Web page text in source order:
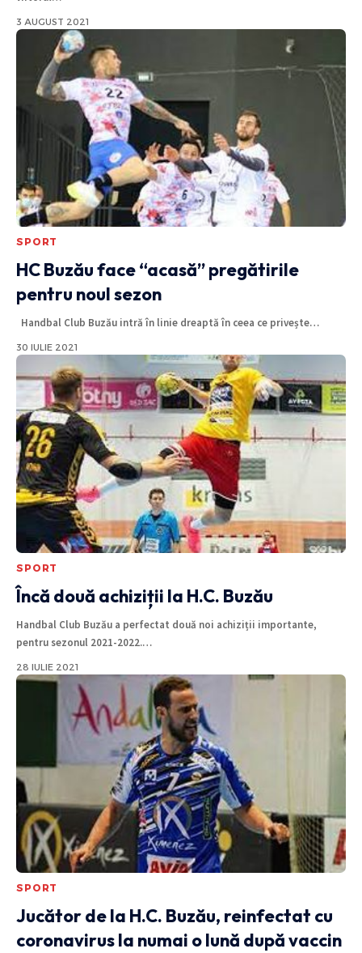
3 AUGUST 2021
SPORT
HC Buzău face “acasă” pregătirile
pentru noul sezon
Handbal Club Buzău intră în linie dreaptă în ceea ce privește…
30 IULIE 2021
SPORT
Încă două achiziții la H.C. Buzău
Handbal Club Buzău a perfectat două noi achiziții importante,
pentru sezonul 2021-2022.…
28 IULIE 2021
SPORT
Jucător de la H.C. Buzău, reinfectat cu
coronavirus la numai o lună după vaccin